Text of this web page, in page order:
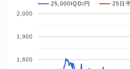
25,000IQD/円
25日
1,800
1,900
2,000